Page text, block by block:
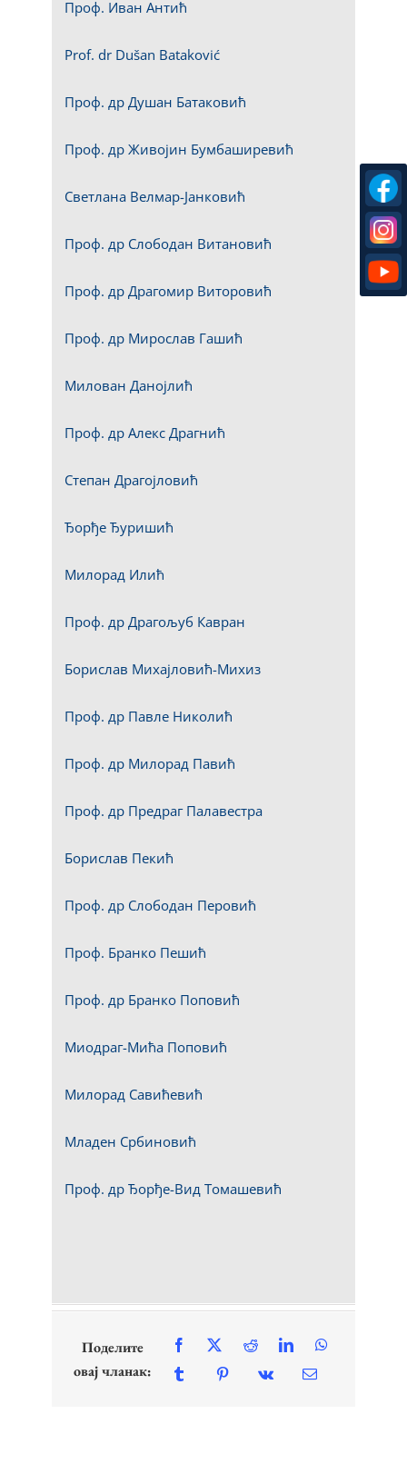
Проф. Иван Антић
Prof. dr Dušan Bataković
Проф. др Душан Батаковић
Проф. др Живојин Бумбаширевић
Светлана Велмар-Јанковић
Проф. др Слободан Витановић
Проф. др Драгомир Виторовић
Проф. др Мирослав Гашић
Милован Данојлић
Проф. др Алекс Драгнић
Степан Драгојловић
Ђорђе Ђуришић
Милорад Илић
Проф. др Драгољуб Кавран
Борислав Михајловић-Михиз
Проф. др Павле Николић
Проф. др Милорад Павић
Проф. др Предраг Палавестра
Борислав Пекић
Проф. др Слободан Перовић
Проф. Бранко Пешић
Проф. др Бранко Поповић
Миодраг-Мића Поповић
Милорад Савићевић
Младен Србиновић
Проф. др Ђорђе-Вид Томашевић
Поделите
овај чланак: